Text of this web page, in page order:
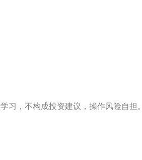
习，不构成投资建议，操作风险自担。